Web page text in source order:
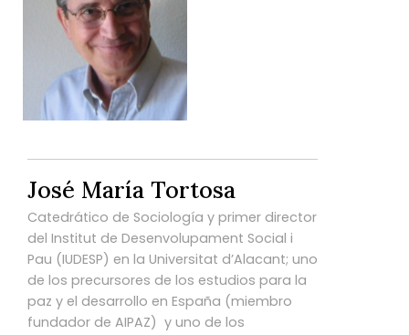
José María Tortosa
Catedrático de Sociología y primer director
del Institut de Desenvolupament Social i
Pau (IUDESP) en la Universitat d’Alacant; uno
de los precursores de los estudios para la
paz y el desarrollo en España (miembro
fundador de AIPAZ) y uno de los